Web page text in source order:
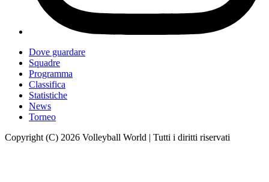
Dove guardare
Squadre
Programma
Classifica
Statistiche
News
Torneo
Copyright (C) 2026 Volleyball World | Tutti i diritti riservati